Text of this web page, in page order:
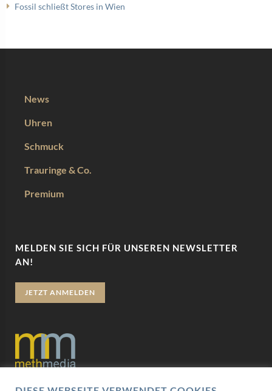
Fossil schließt Stores in Wien
News
Uhren
Schmuck
Trauringe & Co.
Premium
MELDEN SIE SICH FÜR UNSEREN NEWSLETTER
AN!
JETZT ANMELDEN